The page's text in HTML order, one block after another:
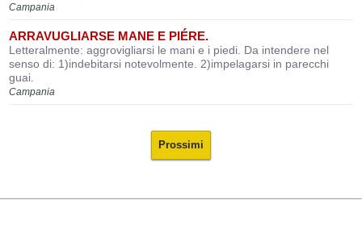
Campania
ARRAVUGLIARSE MANE E PIÉRE.
Letteralmente: aggrovigliarsi le mani e i piedi. Da intendere nel
senso di: 1)indebitarsi notevolmente. 2)impelagarsi in parecchi
guai.
Campania
Prossimi